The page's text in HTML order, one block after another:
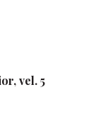
vel. 5